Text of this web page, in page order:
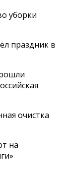
уборки
праздник в
очистка
на